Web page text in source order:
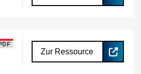
Zur Ressource